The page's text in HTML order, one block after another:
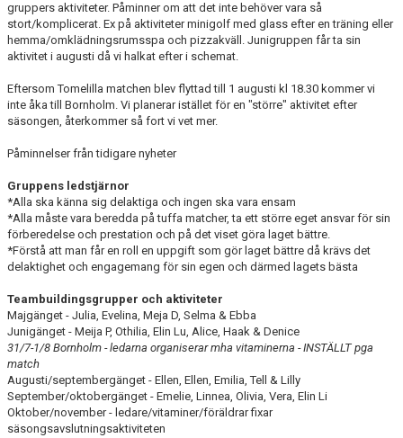
gruppers aktiviteter. Påminner om att det inte behöver vara så
stort/komplicerat. Ex på aktiviteter minigolf med glass efter en träning eller
hemma/omklädningsrumsspa och pizzakväll. Junigruppen får ta sin
aktivitet i augusti då vi halkat efter i schemat.
Eftersom Tomelilla matchen blev flyttad till 1 augusti kl 18.30 kommer vi
inte åka till Bornholm. Vi planerar istället för en "större" aktivitet efter
säsongen, återkommer så fort vi vet mer.
Påminnelser från tidigare nyheter
Gruppens ledstjärnor
*Alla ska känna sig delaktiga och ingen ska vara ensam
*Alla måste vara beredda på tuffa matcher, ta ett större eget ansvar för sin
förberedelse och prestation och på det viset göra laget bättre.
*Förstå att man får en roll en uppgift som gör laget bättre då krävs det
delaktighet och engagemang för sin egen och därmed lagets bästa
Teambuildingsgrupper och aktiviteter
Majgänget - Julia, Evelina, Meja D, Selma & Ebba
Junigänget - Meija P, Othilia, Elin Lu, Alice, Haak & Denice
31/7-1/8 Bornholm - ledarna organiserar mha vitaminerna - INSTÄLLT pga
match
Augusti/septembergänget - Ellen, Ellen, Emilia, Tell & Lilly
September/oktobergänget - Emelie, Linnea, Olivia, Vera, Elin Li
Oktober/november - ledare/vitaminer/föräldrar fixar
säsongsavslutningsaktiviteten